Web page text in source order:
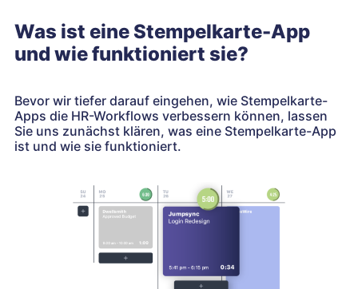
Was ist eine Stempelkarte-App
und wie funktioniert sie?
Bevor wir tiefer darauf eingehen, wie Stempelkarte-
Apps die HR-Workflows verbessern können, lassen
Sie uns zunächst klären, was eine Stempelkarte-App
ist und wie sie funktioniert.